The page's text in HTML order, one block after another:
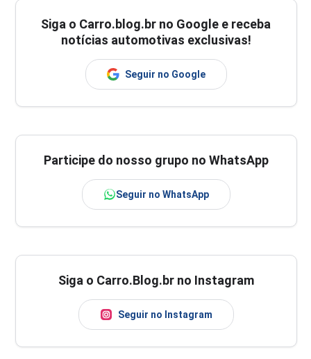
Siga o Carro.blog.br no Google e receba
notícias automotivas exclusivas!
Seguir no Google
Participe do nosso grupo no WhatsApp
Seguir no WhatsApp
Siga o Carro.Blog.br no Instagram
Seguir no Instagram